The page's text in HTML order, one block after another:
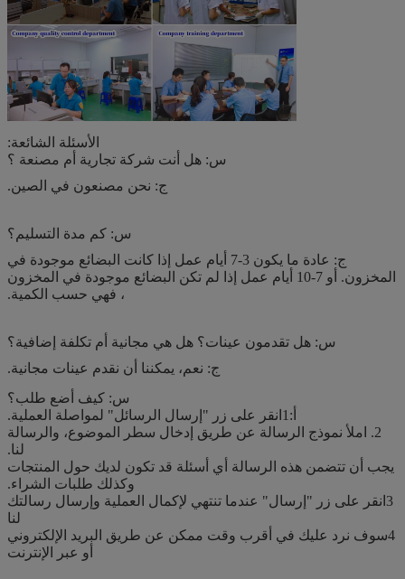
الأسئلة الشائعة:
س: هل أنت شركة تجارية أم مصنعة ؟
ج: نحن مصنعون في الصين.
س: كم مدة التسليم؟
ج: عادة ما يكون 3-7 أيام عمل إذا كانت البضائع موجودة في
المخزون. أو 7-10 أيام عمل إذا لم تكن البضائع موجودة في المخزون
، فهي حسب الكمية.
س: هل تقدمون عينات؟ هل هي مجانية أم تكلفة إضافية؟
ج: نعم، يمكننا أن نقدم عينات مجانية.
س: كيف أضع طلب؟
أ:1انقر على زر "إرسال الرسائل" لمواصلة العملية.
2. املأ نموذج الرسالة عن طريق إدخال سطر الموضوع، والرسالة
لنا.
يجب أن تتضمن هذه الرسالة أي أسئلة قد تكون لديك حول المنتجات
وكذلك طلبات الشراء.
3انقر على زر "إرسال" عندما تنتهي لإكمال العملية وإرسال رسالتك
لنا
4سوف نرد عليك في أقرب وقت ممكن عن طريق البريد الإلكتروني
أو عبر الإنترنت